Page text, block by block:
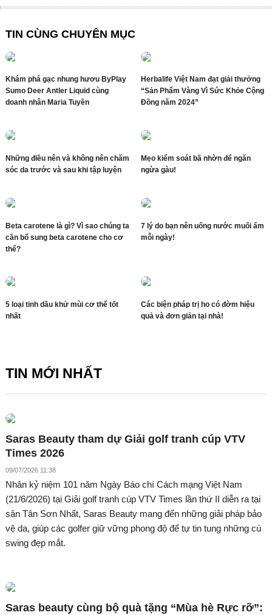
TIN CÙNG CHUYÊN MỤC
Khám phá gạc nhung hươu ByPlay
Sumo Deer Antler Liquid cùng
doanh nhân Maria Tuyền
Herbalife Việt Nam đạt giải thưởng
“Sản Phẩm Vàng Vì Sức Khỏe Cộng
Đồng năm 2024”
Những điều nên và không nên chăm
sóc da trước và sau khi tập luyện
Mẹo kiểm soát bã nhờn để ngăn
ngừa gàu!
Beta carotene là gì? Vì sao chúng ta
cần bổ sung beta carotene cho cơ
thể?
7 lý do bạn nên uống nước muối ấm
mỗi ngày!
5 loại tinh dầu khử mùi cơ thể tốt
nhất
Các biện pháp trị ho có đờm hiệu
quả và đơn giản tại nhà!
TIN MỚI NHẤT
Saras Beauty tham dự Giải golf tranh cúp VTV
Times 2026
09/07/2026 11:38
Nhân kỷ niệm 101 năm Ngày Báo chí Cách mạng Việt Nam
(21/6/2026) tại Giải golf tranh cúp VTV Times lần thứ II diễn ra tại
sân Tân Sơn Nhất, Saras Beauty mang đến những giải pháp bảo
vệ da, giúp các golfer giữ vững phong độ để tự tin tung những cú
swing đẹp mắt.
Saras beauty cùng bộ quà tặng “Mùa hè Rực rỡ”: